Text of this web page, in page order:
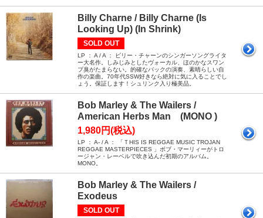
Billy Charne / Billy Charne (Is
Looking Up) (In Shrink)
SOLD OUT
LP ： A / A ： ビリー・チャーンのシンガーソングライタ
ー大名作。しみじみとしたヴォーカル、ほのかなスワン
プ臭がたまらない。的確なバックの演奏、素晴らしい自
作の楽曲。70年代SSW好きなら絶対に気に入ることでし
ょう。保証します！シュリンク入り極美品。
Bob Marley & The Wailers /
American Herbs Man (MONO )
1,980円(税込)
LP ： A- / A ： 「ＴHIS IS REGGAE MUSIC TROJAN
REGGAE MASTERPIECES 」ボブ・マーリィーがトロ
ージャン・レーベルで吹き込んだ初期のアルバム。
MONO。
Bob Marley & The Wailers /
Exodeus
SOLD OUT